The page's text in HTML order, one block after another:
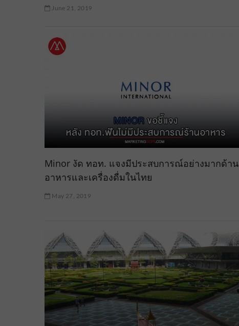
June 21, 2019
Minor งัด ทอท. แจงมีประสบการณ์อย่างมากด้าน
อาหารและเครื่องดื่มในไทย
May 27, 2019